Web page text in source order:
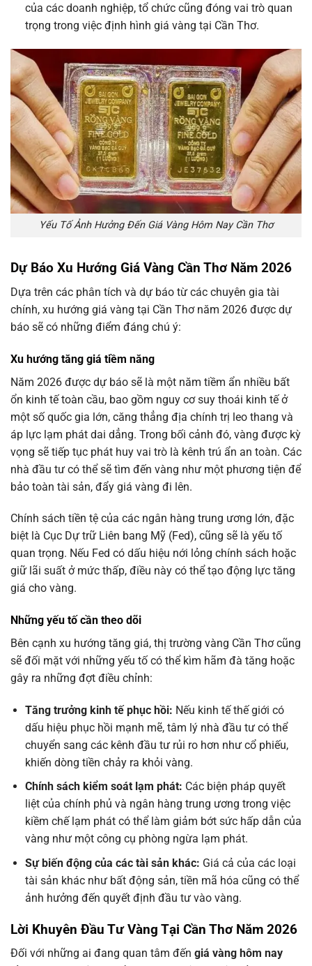
của các doanh nghiệp, tổ chức cũng đóng vai trò quan
trọng trong việc định hình giá vàng tại Cần Thơ.
Yếu Tố Ảnh Hưởng Đến Giá Vàng Hôm Nay Cần Thơ
Dự Báo Xu Hướng Giá Vàng Cần Thơ Năm 2026
Dựa trên các phân tích và dự báo từ các chuyên gia tài
chính, xu hướng giá vàng tại Cần Thơ năm 2026 được dự
báo sẽ có những điểm đáng chú ý:
Xu hướng tăng giá tiềm năng
Năm 2026 được dự báo sẽ là một năm tiềm ẩn nhiều bất
ổn kinh tế toàn cầu, bao gồm nguy cơ suy thoái kinh tế ở
một số quốc gia lớn, căng thẳng địa chính trị leo thang và
áp lực lạm phát dai dẳng. Trong bối cảnh đó, vàng được kỳ
vọng sẽ tiếp tục phát huy vai trò là kênh trú ẩn an toàn. Các
nhà đầu tư có thể sẽ tìm đến vàng như một phương tiện để
bảo toàn tài sản, đẩy giá vàng đi lên.
Chính sách tiền tệ của các ngân hàng trung ương lớn, đặc
biệt là Cục Dự trữ Liên bang Mỹ (Fed), cũng sẽ là yếu tố
quan trọng. Nếu Fed có dấu hiệu nới lỏng chính sách hoặc
giữ lãi suất ở mức thấp, điều này có thể tạo động lực tăng
giá cho vàng.
Những yếu tố cần theo dõi
Bên cạnh xu hướng tăng giá, thị trường vàng Cần Thơ cũng
sẽ đối mặt với những yếu tố có thể kìm hãm đà tăng hoặc
gây ra những đợt điều chỉnh:
Tăng trưởng kinh tế phục hồi: Nếu kinh tế thế giới có
dấu hiệu phục hồi mạnh mẽ, tâm lý nhà đầu tư có thể
chuyển sang các kênh đầu tư rủi ro hơn như cổ phiếu,
khiến dòng tiền chảy ra khỏi vàng.
Chính sách kiểm soát lạm phát: Các biện pháp quyết
liệt của chính phủ và ngân hàng trung ương trong việc
kiềm chế lạm phát có thể làm giảm bớt sức hấp dẫn của
vàng như một công cụ phòng ngừa lạm phát.
Sự biến động của các tài sản khác: Giá cả của các loại
tài sản khác như bất động sản, tiền mã hóa cũng có thể
ảnh hưởng đến quyết định đầu tư vào vàng.
Lời Khuyên Đầu Tư Vàng Tại Cần Thơ Năm 2026
Đối với những ai đang quan tâm đến giá vàng hôm nay